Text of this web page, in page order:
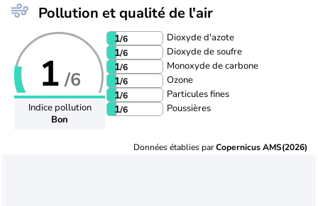
Pollution et qualité de l'air
1 /6
Indice pollution
Bon
1/6 Dioxyde d'azote
1/6 Dioxyde de soufre
1/6 Monoxyde de carbone
1/6 Ozone
1/6 Particules fines
1/6 Poussières
Données établies parCopernicus AMS(2026)